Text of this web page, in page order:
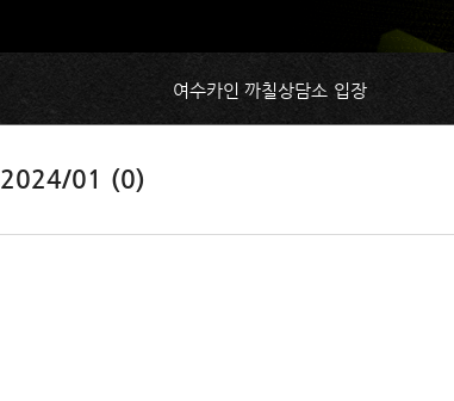
여수카인 까칠상담소 입장
2024/01 (0)